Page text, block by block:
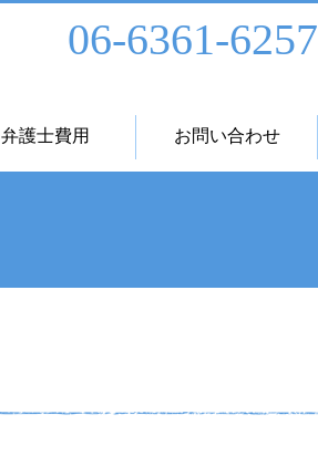
06-6361-6257
弁護士費用 お問い合わせ